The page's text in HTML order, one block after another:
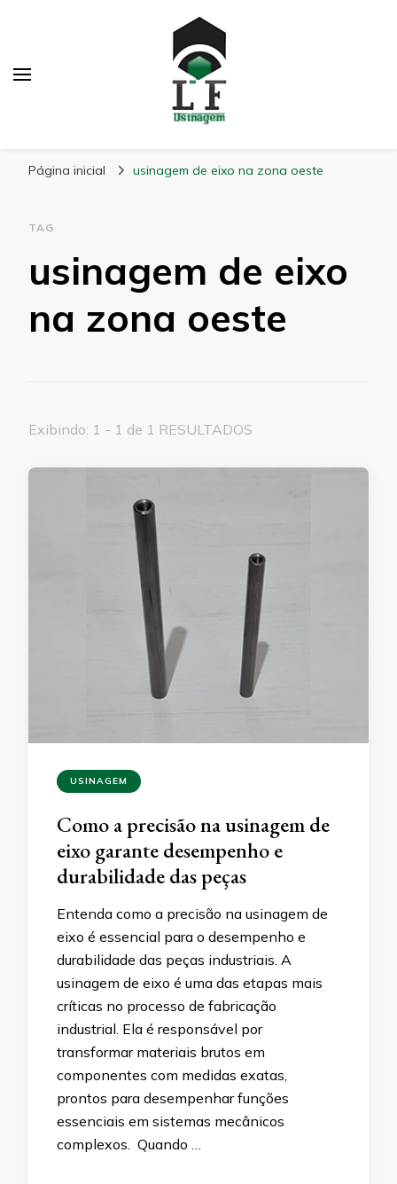
Página inicial usinagem de eixo na zona oeste
TAG
usinagem de eixo
na zona oeste
Exibindo: 1 - 1 de 1 RESULTADOS
USINAGEM
Como a precisão na usinagem de
eixo garante desempenho e
durabilidade das peças
Entenda como a precisão na usinagem de
eixo é essencial para o desempenho e
durabilidade das peças industriais. A
usinagem de eixo é uma das etapas mais
críticas no processo de fabricação
industrial. Ela é responsável por
transformar materiais brutos em
componentes com medidas exatas,
prontos para desempenhar funções
essenciais em sistemas mecânicos
complexos. Quando …